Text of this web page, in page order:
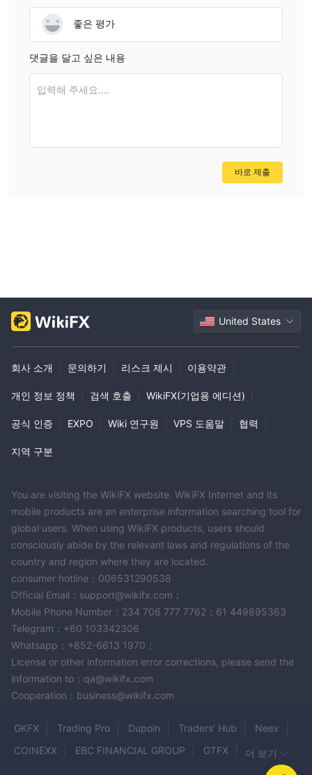
시키고자 하는전문 트레이더들에게 적합합니다.
안드로메다 AAA:최고 5만 달러의 최소 입금액으로 가장 경쟁력 있
는 거래 조건을 제공하는전문 트레이더들을 위해 맞춤화되었습니
다. 이에는 초저 스프레드와 최소한의 수수료가 포함됩니다.
Andromeda Markets 수수료
모든 계정은 1:400의 높은 레버리지를 제공하며 스왑 프리입니다. A
계정의 최소 입금액은 200달러이며, AA는 2만 5천 달러, AAA는 5
만 달러입니다. 스프레드는 계정에 따라 다양하며, A 계정은 1.2 픽
이메일
Markets에게 5/24 문의하거나 전화로 +230 5297 0116에 연락할
수 있습니다.
결론
Andromeda Markets은 다양한 계정 옵션, 스왑 프리 거래 및 높은
그러나 가장 큰 우려사항은 규제 감독이 부족하다는 점입니다. 따라
서 이 플랫폼은 더 높은 수준의 리스크를 감수할 수 있는 사람들에게
FAQs
Andromeda Markets는 초보자에게 좋은 플랫폼인가요？
아니요. Andromeda Markets은 사용자 친화적인 MT5 플랫폼을 제
공하지만 규제 부족과 높은 최소 입금 요건으로 인해 초보자에게는
적합하지 않습니다.
Andromeda Markets는 데이 트레이딩에 적합한가요？
이 플랫폼은 데이 트레이딩에 적합한 기능을 제공하지만 규제 부족
은 여전히 주요한 우려사항입니다. 게다가 10%의 높은 스탑 아웃 레
벨은 공격적인 데이 트레이더에게도 어려움을 초래할 것입니다.
Andromeda Markets와 거래하는 것은 안전한가요？
Andromeda Markets와 거래하는 것은 규제 감독 부족으로 인해 상
당한 리스크를 수반합니다. 따라서 사기 또는 금융 손실의 위험이 더
십시오.
리스크 경고
좋은 평가
댓글을 달고 싶은 내용
입력해 주세요....
바로 제출
United States
회사 소개 문의하기 리스크 제시 이용약관
개인 정보 정책 검색 호출 WikiFX(기업용 에디션)
공식 인증 EXPO Wiki 연구원 VPS 도움말 협력
지역 구분
You are visiting the WikiFX website. WikiFX Internet and its
mobile products are an enterprise information searching tool for
global users. When using WikiFX products, users should
consciously abide by the relevant laws and regulations of the
country and region where they are located.
consumer hotline：006531290538
Official Email：support@wikifx.com；
Mobile Phone Number：234 706 777 7762；61 449895363
Telegram：+60 103342306
Whatsapp：+852-6613 1970；
License or other information error corrections, please send the
information to：qa@wikifx.com
Cooperation：business@wikifx.com
GKFX Trading Pro Dupoin Traders’ Hub
Neex
COINEXX
EBC FINANCIAL GROUP
GTFX
BePrimeGroup
더 보기